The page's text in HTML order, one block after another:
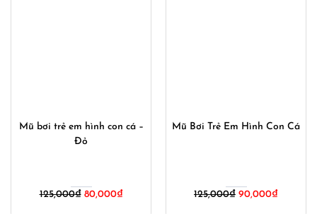
Mũ bơi trẻ em hình con cá –
Đỏ
125,000₫ Giá
80,000₫Giá
Mũ Bơi Trẻ Em Hình Con Cá
125,000₫ Giá
90,000₫Giá